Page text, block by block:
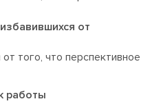
от
того, что перспективное
работы